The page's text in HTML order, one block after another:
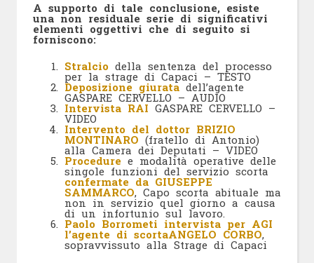
A supporto di tale conclusione, esiste
una non residuale serie di significativi
elementi oggettivi che di seguito si
forniscono:
Stralcio della sentenza del processo
per la strage di Capaci – TESTO
Deposizione giurata dell’agente
GASPARE CERVELLO – AUDIO
Intervista RAI GASPARE CERVELLO –
VIDEO
Intervento del dottor BRIZIO
MONTINARO (fratello di Antonio)
alla Camera dei Deputati – VIDEO
Proceduree modalità operative delle
singole funzioni del servizio scorta
confermate da GIUSEPPE
SAMMARCO, Capo scorta abituale ma
non in servizio quel giorno a causa
di un infortunio sul lavoro.
Paolo Borrometi intervista per AGI
l’agente di scortaANGELO CORBO,
sopravvissuto alla Strage di Capaci